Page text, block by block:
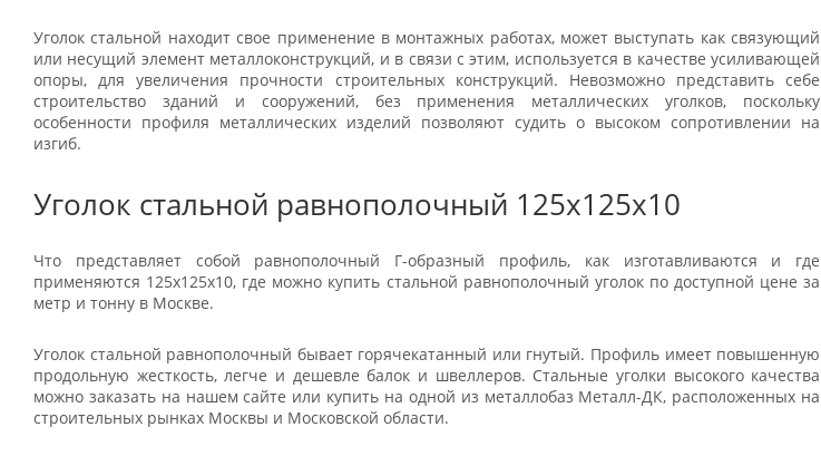
Уголок стальной находит свое применение в монтажных работах, может выступать как связующий
или несущий элемент металлоконструкций, и в связи с этим, используется в качестве усиливающей
опоры, для увеличения прочности строительных конструкций. Невозможно представить себе
строительство зданий и сооружений, без применения металлических уголков, поскольку
особенности профиля металлических изделий позволяют судить о высоком сопротивлении на
изгиб.
Уголок стальной равнополочный 125x125x10
Что представляет собой равнополочный Г-образный профиль, как изготавливаются и где
применяются 125x125x10, где можно купить стальной равнополочный уголок по доступной цене за
метр и тонну в Москве.
Уголок стальной равнополочный бывает горячекатанный или гнутый. Профиль имеет повышенную
продольную жесткость, легче и дешевле балок и швеллеров. Стальные уголки высокого качества
можно заказать на нашем сайте или купить на одной из металлобаз Металл-ДК, расположенных на
строительных рынках Москвы и Московской области.